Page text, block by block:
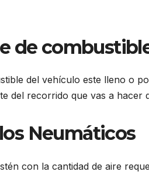
de
del vehículo este lleno o
del recorrido que vas a hacer
Neumáticos
con la cantidad de aire